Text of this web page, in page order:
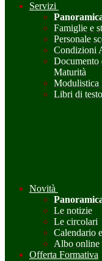
Servizi
Famiglie e
Personale
Condizioni
Documento
Maturità
Modulistica
Libri di
Novità
Le notizie
Le circolari
Calendario
Albo online
Offerta Formativa